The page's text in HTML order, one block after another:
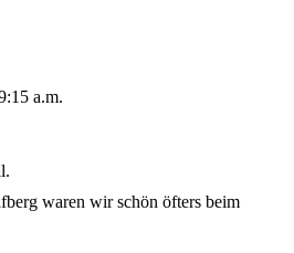
a.m.
waren wir schön öfters beim